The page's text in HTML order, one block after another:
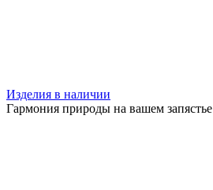
Изделия в наличии
Гармония природы на вашем запястье